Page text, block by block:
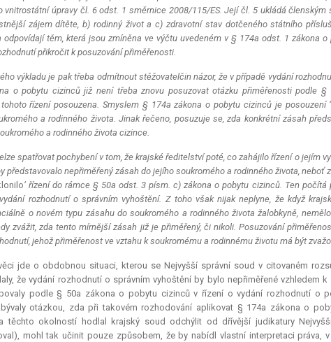
vnitrostátní úpravy čl. 6 odst. 1 směrnice 2008/115/ES. Její čl. 5 ukládá
zájem dítěte, b) rodinný život a c) zdravotní stav dotčeného státního
těm, která jsou zmíněna ve výčtu uvedeném v § 174a odst. 1 zákona
přikročit k posuzování přiměřenosti.
výkladu je pak třeba odmítnout stěžovatelčin názor, že v případě vydání
o pobytu cizinců již není třeba znovu posuzovat otázku přiměřenosti podle §
řízení posouzena. Smyslem § 174a zákona o pobytu cizinců je posouzení ‘
a rodinného života. Jinak řečeno, posuzuje se, zda konkrétní zásah
a rodinného života cizince.
spatřovat pochybení v tom, že krajské ředitelství poté, co zahájilo řízení o jejím
představovalo nepřiměřený zásah do jejího soukromého a rodinného života, neboť
‘ řízení do rámce § 50a odst. 3 písm. c) zákona o pobytu cizinců. Ten
rozhodnutí o správním vyhoštění. Z toho však nijak neplyne, že když
o novém typu zásahu do soukromého a rodinného života žalobkyně,
zvážit, zda tento mírnější zásah již je přiměřený, či nikoli. Posuzování
jehož přiměřenost ve vztahu k soukromému a rodinnému životu má být
jde o obdobnou situaci, kterou se Nejvyšší správní soud v citovaném
že vydání rozhodnutí o správním vyhoštění by bylo nepřiměřené vzhledem
podle § 50a zákona o pobytu cizinců v řízení o vydání rozhodnutí o
otázkou, zda při takovém rozhodování aplikovat § 174a zákona o
těchto okolností hodlal krajský soud odchýlit od dřívější judikatury
mohl tak učinit pouze způsobem, že by nabídl vlastní interpretaci práva,